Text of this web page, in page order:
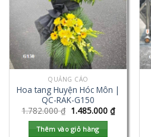
QUẢNG CÁO
Hoa tang Huyện Hóc Môn |
QC-RAK-G150
1.782.000₫ 1.485.000 ₫
Thêm vào giỏ hàng